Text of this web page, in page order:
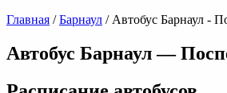
Главная /Барнаул / Автобус Барнаул -
Автобус Барнаул —